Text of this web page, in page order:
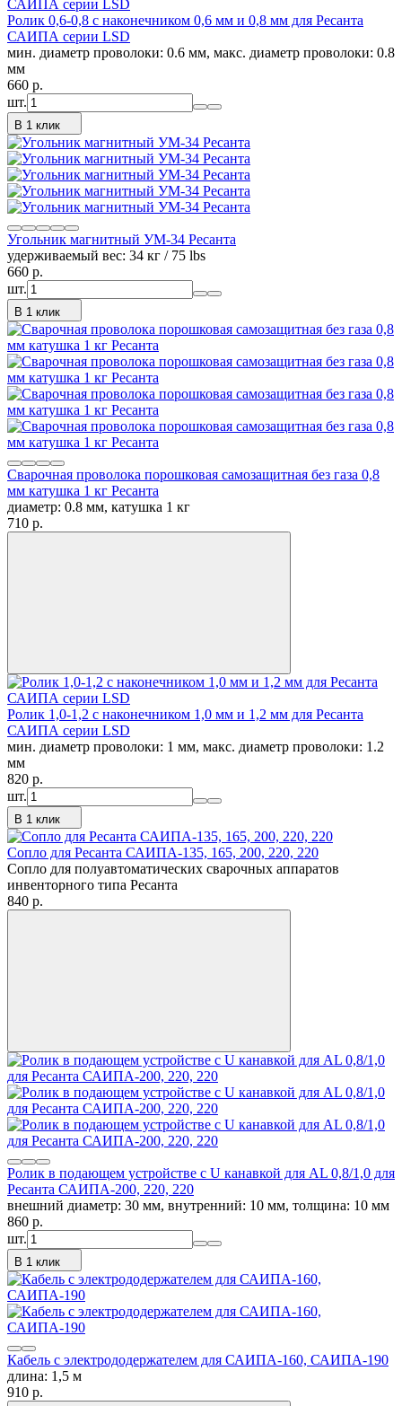
Ролик 0,6-0,8 с наконечником 0,6 мм и 0,8 мм для Ресанта
САИПА серии LSD
мин. диаметр проволоки: 0.6 мм, макс. диаметр проволоки: 0.8
мм
660 p.
шт.
В 1 клик
Угольник магнитный УМ-34 Ресанта
удерживаемый вес: 34 кг / 75 lbs
660 p.
шт.
В 1 клик
Сварочная проволока порошковая самозащитная без газа 0,8
мм катушка 1 кг Ресанта
диаметр: 0.8 мм, катушка 1 кг
710 p.
Ролик 1,0-1,2 с наконечником 1,0 мм и 1,2 мм для Ресанта
САИПА серии LSD
мин. диаметр проволоки: 1 мм, макс. диаметр проволоки: 1.2
мм
820 p.
шт.
В 1 клик
Сопло для Ресанта САИПА-135, 165, 200, 220, 220
Сопло для полуавтоматических сварочных аппаратов
инвенторного типа Ресанта
840 p.
Ролик в подающем устройстве с U канавкой для AL 0,8/1,0 для
Ресанта САИПА-200, 220, 220
внешний диаметр: 30 мм, внутренний: 10 мм, толщина: 10 мм
860 p.
шт.
В 1 клик
Кабель с электрододержателем для САИПА-160, САИПА-190
длина: 1,5 м
910 p.